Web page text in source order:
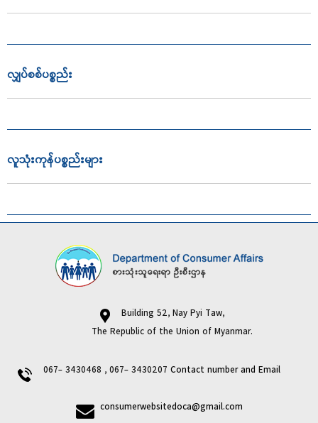
လျှပ်စစ်ပစ္စည်း
လူသုံးကုန်ပစ္စည်းများ
Building 52, Nay Pyi Taw,
The Republic of the Union of Myanmar.
067- 3430468 , 067- 3430207 Contact number and Email
consumerwebsitedoca@gmail.com